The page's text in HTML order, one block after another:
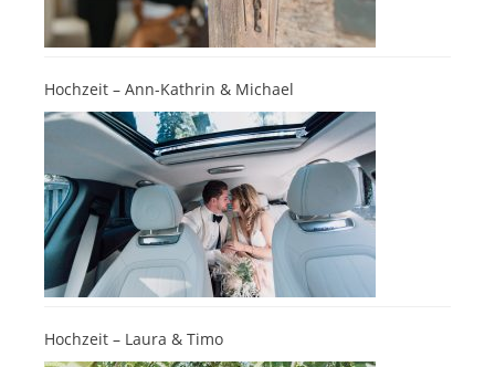
Hochzeit – Ann-Kathrin & Michael
Hochzeit – Laura & Timo